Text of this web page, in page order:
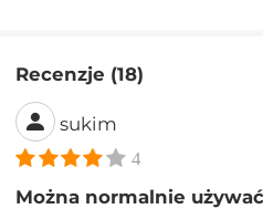
Recenzje (18)
sukim
4
Można normalnie używać